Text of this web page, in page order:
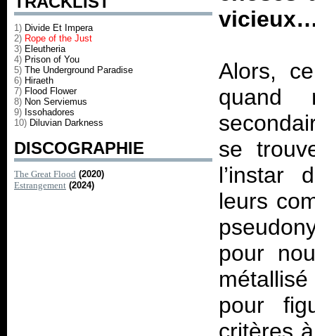
1) Divide Et Impera
2) Rope of the Just
3) Eleutheria
4) Prison of You
5) The Underground Paradise
6) Hiraeth
7) Flood Flower
8) Non Serviemus
9) Issohadores
10) Diluvian Darkness
DISCOGRAPHIE
The Great Flood (2020)
Estrangement (2024)
Alors,
quand
se
l’instar
leurs
pour
pour